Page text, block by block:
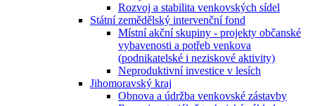
Rozvoj a stabilita venkovských sídel
Státní zemědělský intervenční fond
Místní akční skupiny - projekty občanské
vybavenosti a potřeb venkova
(podnikatelské i neziskové aktivity)
Neproduktivní investice v lesích
Jihomoravský kraj
Obnova a údržba venkovské zástavby